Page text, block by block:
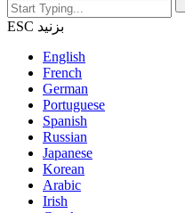
ESC بزنید
English
French
German
Portuguese
Spanish
Russian
Japanese
Korean
Arabic
Irish